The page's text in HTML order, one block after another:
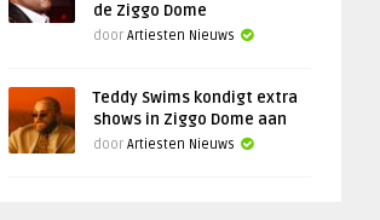
de Ziggo Dome
door Artiesten Nieuws
Teddy Swims kondigt extra
shows in Ziggo Dome aan
door Artiesten Nieuws